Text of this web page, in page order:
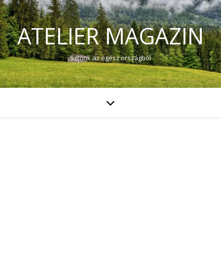
ATELIER MAGAZIN
Sztorik az egész országból